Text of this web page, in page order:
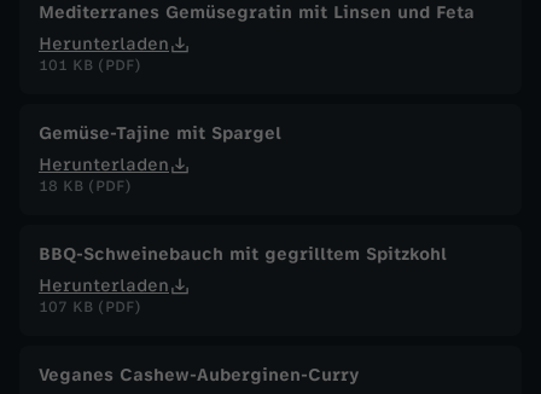
Mediterranes Gemüsegratin mit Linsen und Feta
Herunterladen
101 KB (PDF)
Gemüse-Tajine mit Spargel
Herunterladen
18 KB (PDF)
BBQ-Schweinebauch mit gegrilltem Spitzkohl
Herunterladen
107 KB (PDF)
Veganes Cashew-Auberginen-Curry